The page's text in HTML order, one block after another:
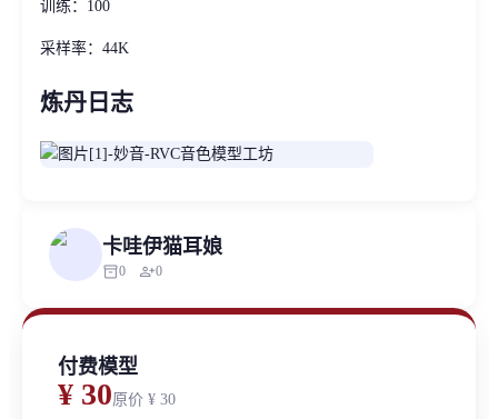
训练：100
采样率：44K
炼丹日志
卡哇伊猫耳娘
inventory_20 person_add0
付费模型
¥ 30原价 ¥ 30